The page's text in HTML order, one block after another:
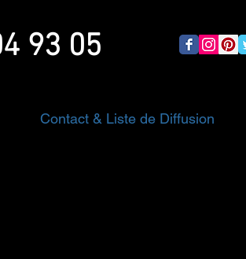
93 05
Contact & Liste de Diffusion